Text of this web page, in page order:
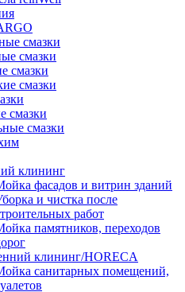
смазки
смазки
смазки
смазки
смазки
смазки
клининг
фасадов и витрин зданий
и чистка после
работ
памятников, переходов
клининг/HORECA
санитарных помещений,